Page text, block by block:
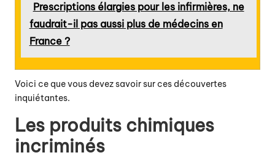
Prescriptions élargies pour les infirmières, ne
faudrait-il pas aussi plus de médecins en
France ?
Voici ce que vous devez savoir sur ces découvertes
inquiétantes.
Les produits chimiques
incriminés